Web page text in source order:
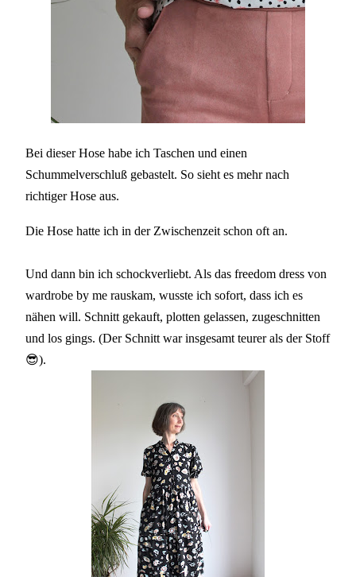
Bei dieser Hose habe ich Taschen und einen
Schummelverschluß gebastelt. So sieht es mehr nach
richtiger Hose aus.
Die Hose hatte ich in der Zwischenzeit schon oft an.
Und dann bin ich schockverliebt. Als das freedom dress von
wardrobe by me rauskam, wusste ich sofort, dass ich es
nähen will. Schnitt gekauft, plotten gelassen, zugeschnitten
und los gings. (Der Schnitt war insgesamt teurer als der Stoff
😎).